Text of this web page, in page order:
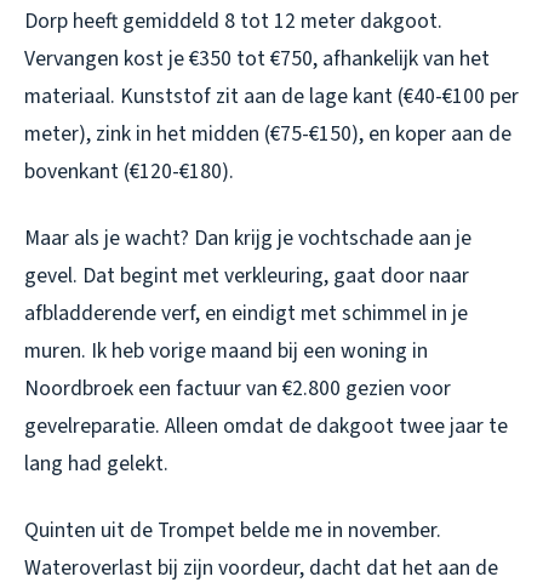
Dorp heeft gemiddeld 8 tot 12 meter dakgoot.
Vervangen kost je €350 tot €750, afhankelijk van het
materiaal. Kunststof zit aan de lage kant (€40-€100 per
meter), zink in het midden (€75-€150), en koper aan de
bovenkant (€120-€180).
Maar als je wacht? Dan krijg je vochtschade aan je
gevel. Dat begint met verkleuring, gaat door naar
afbladderende verf, en eindigt met schimmel in je
muren. Ik heb vorige maand bij een woning in
Noordbroek een factuur van €2.800 gezien voor
gevelreparatie. Alleen omdat de dakgoot twee jaar te
lang had gelekt.
Quinten uit de Trompet belde me in november.
Wateroverlast bij zijn voordeur, dacht dat het aan de